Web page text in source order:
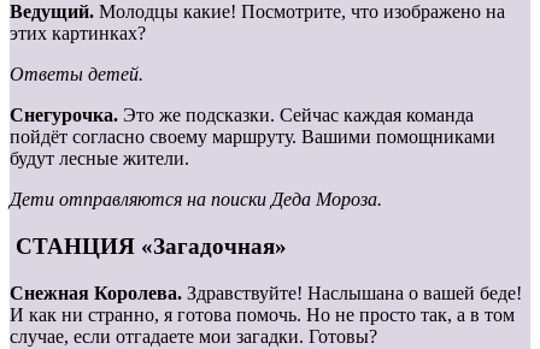
Ведущий. Молодцы какие! Посмотрите, что изображено на
этих картинках?
Ответы детей.
Снегурочка. Это же подсказки. Сейчас каждая команда
пойдёт согласно своему маршруту. Вашими помощниками
будут лесные жители.
Дети отправляются на поиски Деда Мороза.
СТАНЦИЯ «Загадочная»
Снежная Королева. Здравствуйте! Наслышана о вашей беде!
И как ни странно, я готова помочь. Но не просто так, а в том
случае, если отгадаете мои загадки. Готовы?